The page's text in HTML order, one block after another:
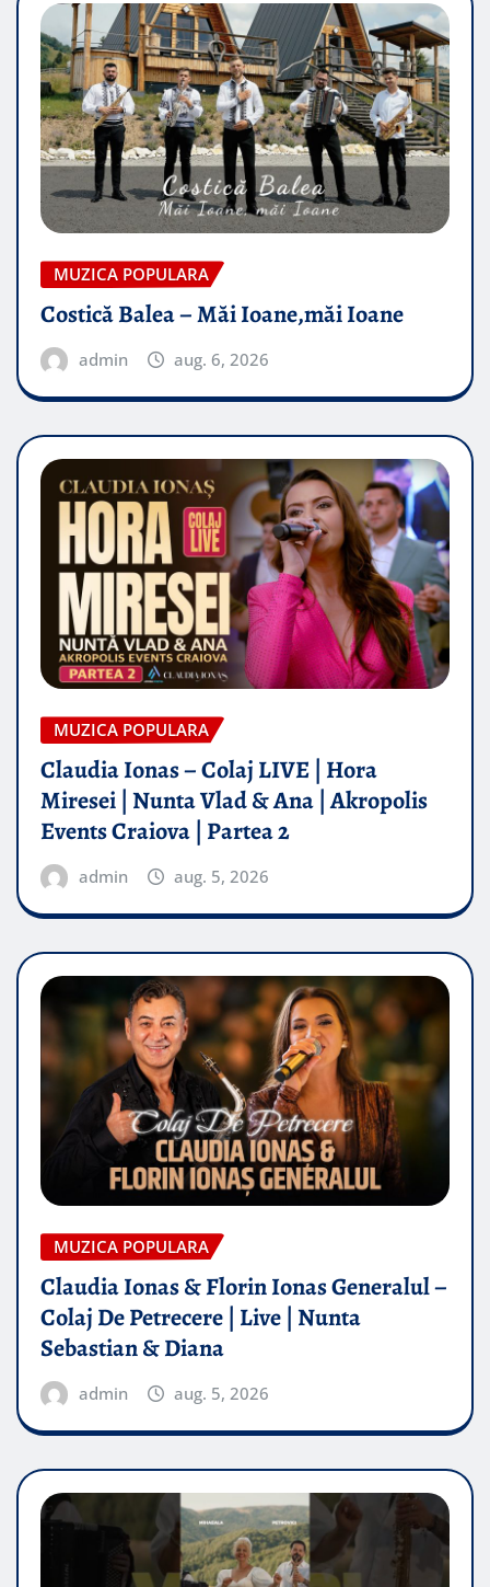
MUZICA POPULARA
Costică Balea – Măi Ioane,măi Ioane
admin aug. 6, 2026
MUZICA POPULARA
Claudia Ionas – Colaj LIVE | Hora
Miresei | Nunta Vlad & Ana | Akropolis
Events Craiova | Partea 2
admin aug. 5, 2026
MUZICA POPULARA
Claudia Ionas & Florin Ionas Generalul –
Colaj De Petrecere | Live | Nunta
Sebastian & Diana
admin aug. 5, 2026